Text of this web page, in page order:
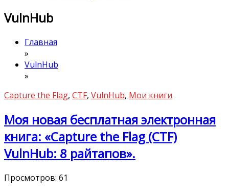
VulnHub
Главная
»
VulnHub
»
Capture the Flag, CTF, VulnHub, Мои книги
Моя новая бесплатная электронная
книга: «Capture the Flag (CTF)
VulnHub: 8 райтапов».
Просмотров: 61